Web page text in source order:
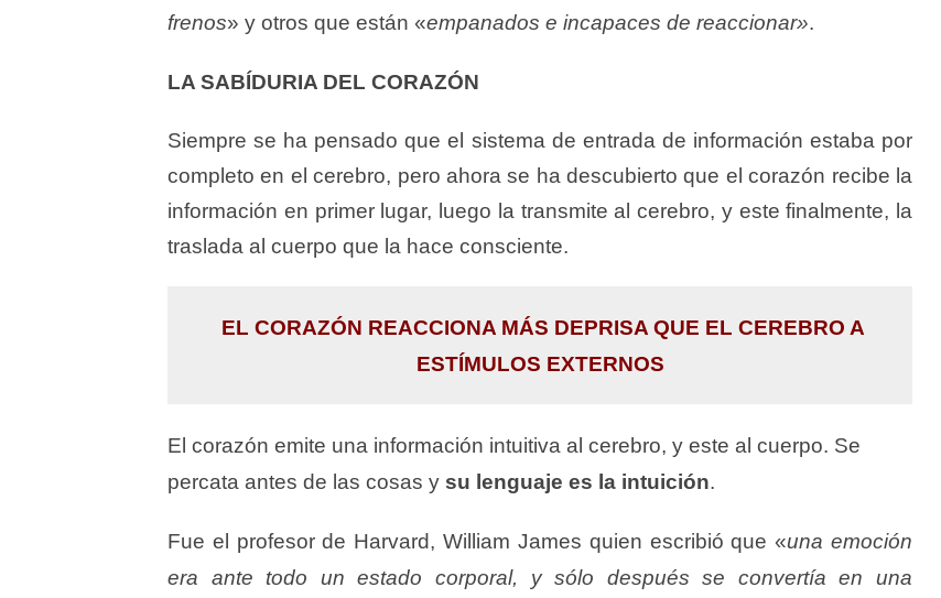
frenos» y otros que están «empanados e incapaces de reaccionar».
LA SABÍDURIA DEL CORAZÓN
Siempre se ha pensado que el sistema de entrada de información estaba por
completo en el cerebro, pero ahora se ha descubierto que el corazón recibe la
información en primer lugar, luego la transmite al cerebro, y este finalmente, la
traslada al cuerpo que la hace consciente.
EL CORAZÓN REACCIONA MÁS DEPRISA QUE EL CEREBRO A
ESTÍMULOS EXTERNOS
El corazón emite una información intuitiva al cerebro, y este al cuerpo. Se
percata antes de las cosas y su lenguaje es la intuición.
Fue el profesor de Harvard, William James quien escribió que «una emoción
era ante todo un estado corporal, y sólo después se convertía en una